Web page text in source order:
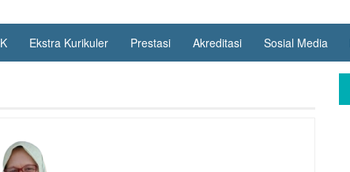
Ekstra Kurikuler Prestasi Akreditasi Sosial Media